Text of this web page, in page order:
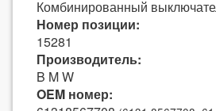
Комбинированный
Номер позиции:
15281
Производитель:
B M W
OEM номер: